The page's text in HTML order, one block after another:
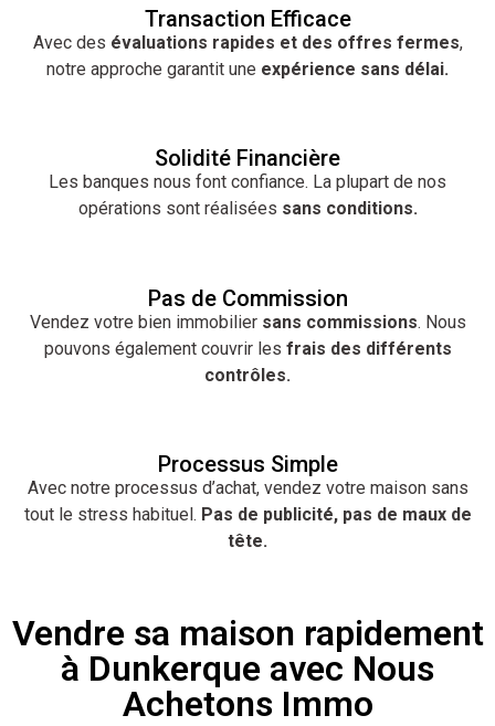
Transaction Efficace
Avec des évaluations rapides et des offres fermes,
notre approche garantit une expérience sans délai.
Solidité Financière
Les banques nous font confiance. La plupart de nos
opérations sont réalisées sans conditions.
Pas de Commission
Vendez votre bien immobilier sans commissions. Nous
pouvons également couvrir les frais des différents
contrôles.
Processus Simple
Avec notre processus d’achat, vendez votre maison sans
tout le stress habituel. Pas de publicité, pas de maux de
tête.
Vendre sa maison rapidement
à Dunkerque avec Nous
Achetons Immo